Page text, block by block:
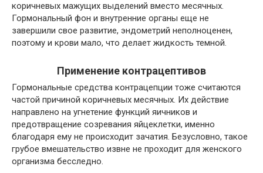
коричневых мажущих выделений вместо месячных.
Гормональный фон и внутренние органы еще не
завершили свое развитие, эндометрий неполноценен,
поэтому и крови мало, что делает жидкость темной.
Применение контрацептивов
Гормональные средства контрацепции тоже считаются
частой причиной коричневых месячных. Их действие
направлено на угнетение функций яичников и
предотвращение созревания яйцеклетки, именно
благодаря ему не происходит зачатия. Безусловно, такое
грубое вмешательство извне не проходит для женского
организма бесследно.